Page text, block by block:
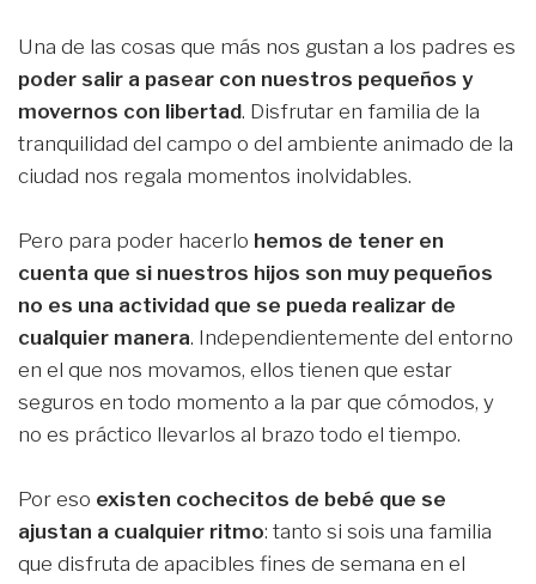
Una de las cosas que más nos gustan a los padres es
poder salir a pasear con nuestros pequeños y
movernos con libertad. Disfrutar en familia de la
tranquilidad del campo o del ambiente animado de la
ciudad nos regala momentos inolvidables.
Pero para poder hacerlo hemos de tener en
cuenta que si nuestros hijos son muy pequeños
no es una actividad que se pueda realizar de
cualquier manera. Independientemente del entorno
en el que nos movamos, ellos tienen que estar
seguros en todo momento a la par que cómodos, y
no es práctico llevarlos al brazo todo el tiempo.
Por eso existen cochecitos de bebé que se
ajustan a cualquier ritmo: tanto si sois una familia
que disfruta de apacibles fines de semana en el